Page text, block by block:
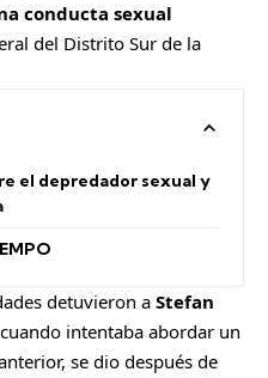
conducta sexual
del Distrito Sur de la
el depredador sexual y
detuvieron a Stefan
intentaba abordar un
se dio después de